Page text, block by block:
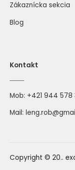
Zákaznícka sekcia
Blog
Kontakt
Mob: +421 944 578
Mail:
Copyright © 20..